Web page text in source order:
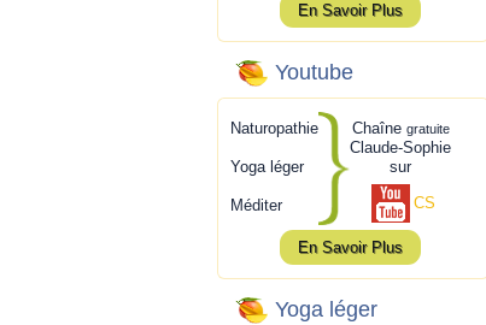
En Savoir Plus
Youtube
Naturopathie
Yoga léger
Méditer
Chaîne gratuite
Claude-Sophie
sur
CS
En Savoir Plus
Yoga léger